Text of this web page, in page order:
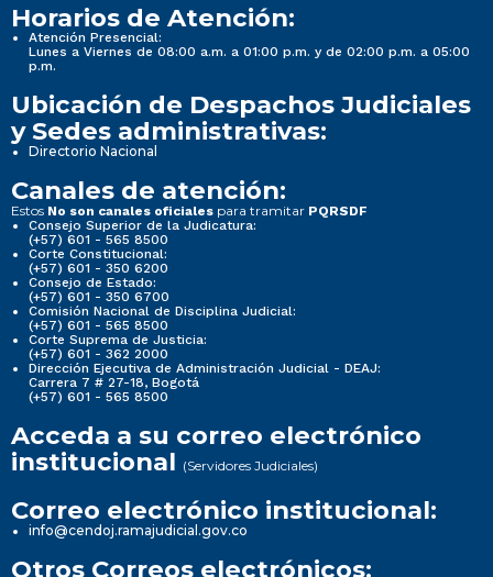
Horarios de Atención:
Atención Presencial:
Lunes a Viernes de 08:00 a.m. a 01:00 p.m. y de 02:00 p.m. a 05:00
p.m.
Ubicación de Despachos Judiciales
y Sedes administrativas:
Directorio Nacional
Canales de atención:
Estos No son canales oficiales para tramitar PQRSDF
Consejo Superior de la Judicatura:
(+57) 601 - 565 8500
Corte Constitucional:
(+57) 601 - 350 6200
Consejo de Estado:
(+57) 601 - 350 6700
Comisión Nacional de Disciplina Judicial:
(+57) 601 - 565 8500
Corte Suprema de Justicia:
(+57) 601 - 362 2000
Dirección Ejecutiva de Administración Judicial - DEAJ:
Carrera 7 # 27-18, Bogotá
(+57) 601 - 565 8500
Acceda a su correo electrónico
institucional (Servidores Judiciales)
Correo electrónico institucional:
info@cendoj.ramajudicial.gov.co
Otros Correos electrónicos: